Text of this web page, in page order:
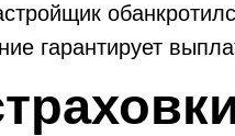
гарантирует
кредиторами.